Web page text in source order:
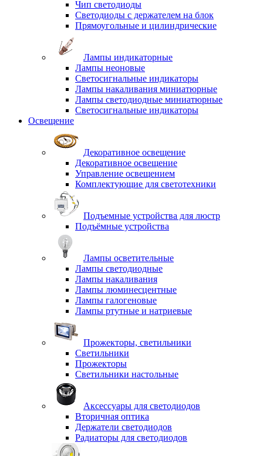
Чип светодиоды
Светодиоды с держателем на блок
Прямоугольные и цилиндрические
Лампы индикаторные
Лампы неоновые
Светосигнальные индикаторы
Лампы накаливания миниатюрные
Лампы светодиодные миниатюрные
Светосигнальные индикаторы
Освещение
Декоративное освещение
Декоративное освещение
Управление освещением
Комплектующие для светотехники
Подъемные устройства для люстр
Подъёмные устройства
Лампы осветительные
Лампы светодиодные
Лампы накаливания
Лампы люминесцентные
Лампы галогеновые
Лампы ртутные и натриевые
Прожекторы, светильники
Светильники
Прожекторы
Светильники настольные
Аксессуары для светодиодов
Вторичная оптика
Держатели светодиодов
Радиаторы для светодиодов